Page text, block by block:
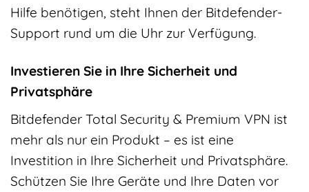
Hilfe benötigen, steht Ihnen der Bitdefender-
Support rund um die Uhr zur Verfügung.
Investieren Sie in Ihre Sicherheit und
Privatsphäre
Bitdefender Total Security & Premium VPN ist
mehr als nur ein Produkt – es ist eine
Investition in Ihre Sicherheit und Privatsphäre.
Schützen Sie Ihre Geräte und Ihre Daten vor